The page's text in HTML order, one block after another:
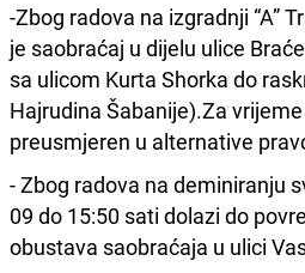
-Zbog radova na izgradnji “A”
je saobraćaj u dijelu ulice
sa ulicom Kurta Shorka do
Hajrudina Šabanije).Za
preusmjeren u alternative
- Zbog radova na deminiranju
09 do 15:50 sati dolazi do
obustava saobraćaja u ulici